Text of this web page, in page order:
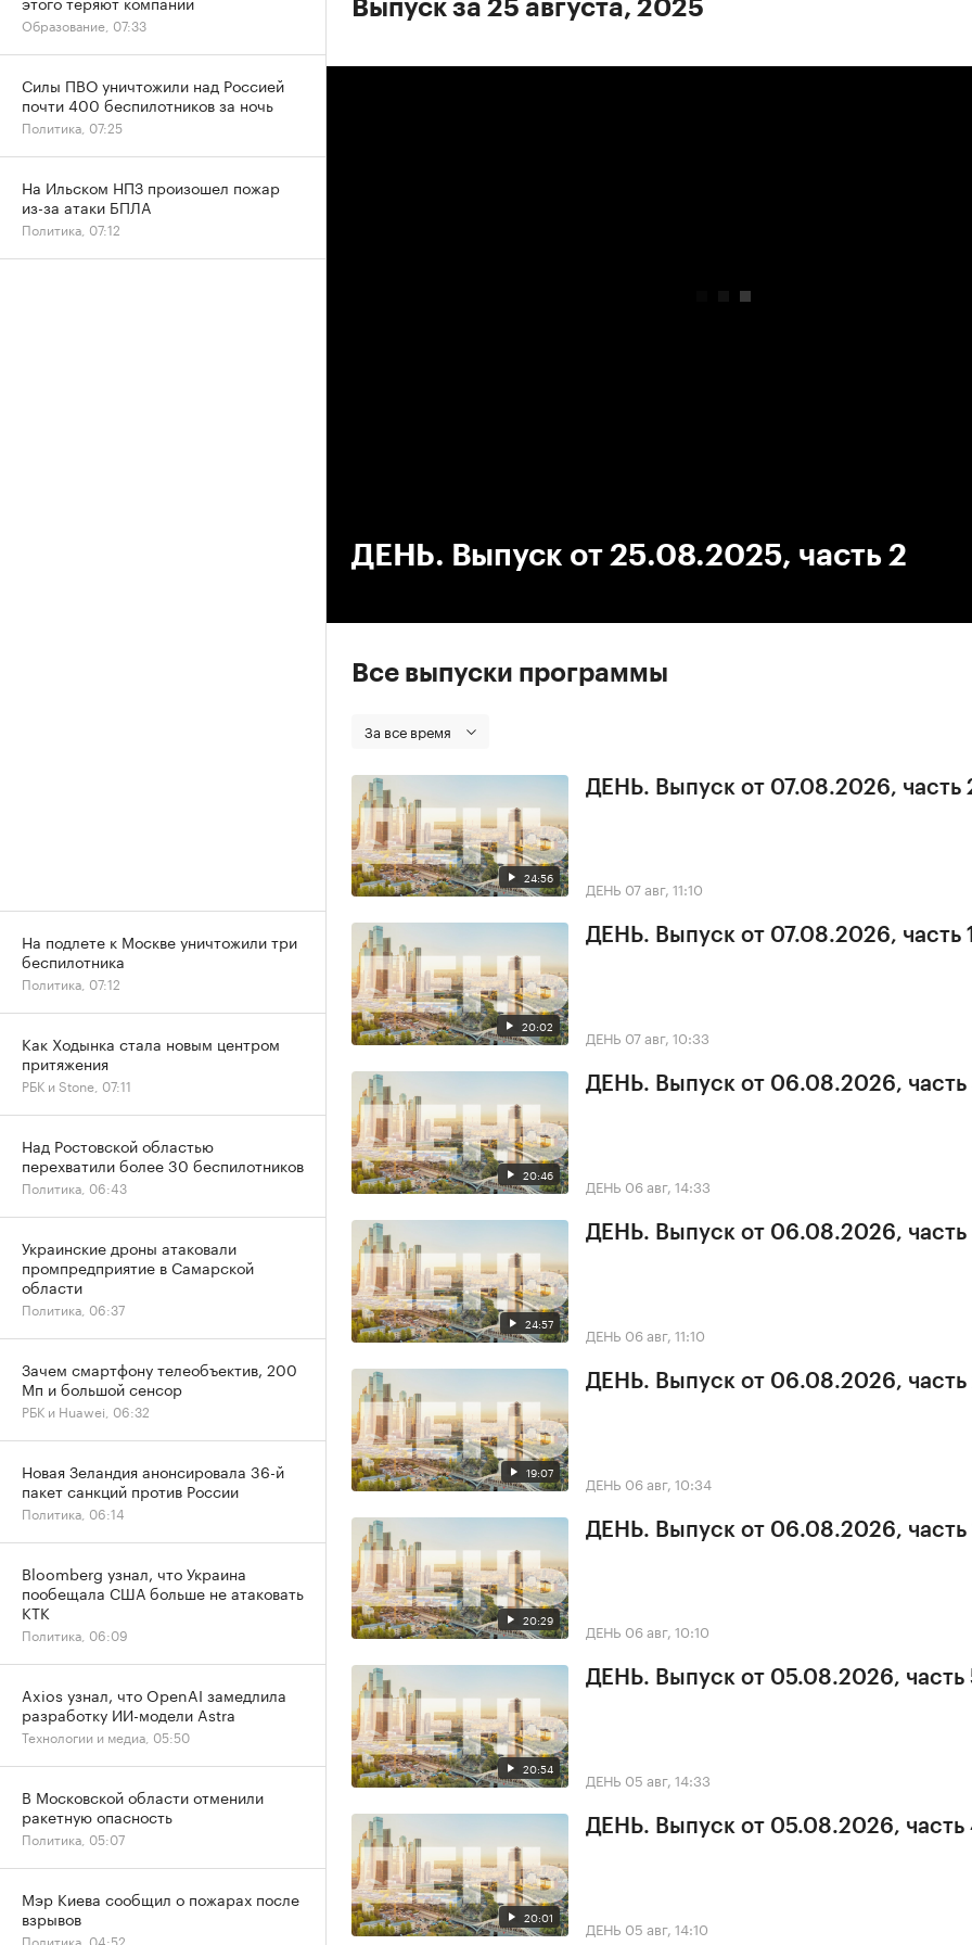
Выпуск за 25 августа, 2025
ДЕНЬ. Выпуск от 25.08.2025, часть 2
Все выпуски программы
За все время
24:56
ДЕНЬ. Выпуск от 07.08.2026, часть
ДЕНЬ 07 авг, 11:10
20:02
ДЕНЬ. Выпуск от 07.08.2026, часть 1
ДЕНЬ 07 авг, 10:33
20:46
ДЕНЬ. Выпуск от 06.08.2026, часть
ДЕНЬ 06 авг, 14:33
24:57
ДЕНЬ. Выпуск от 06.08.2026, часть
ДЕНЬ 06 авг, 11:10
19:07
ДЕНЬ. Выпуск от 06.08.2026, часть
ДЕНЬ 06 авг, 10:34
20:29
ДЕНЬ. Выпуск от 06.08.2026, часть
ДЕНЬ 06 авг, 10:10
20:54
ДЕНЬ. Выпуск от 05.08.2026, часть
ДЕНЬ 05 авг, 14:33
20:01
ДЕНЬ. Выпуск от 05.08.2026, часть
ДЕНЬ 05 авг, 14:10
Образование, 07:33
Силы ПВО уничтожили над Россией
почти 400 беспилотников за ночь
Политика, 07:25
На Ильском НПЗ произошел пожар
из-за атаки БПЛА
Политика, 07:12
На подлете к Москве уничтожили три
беспилотника
Политика, 07:12
Как Ходынка стала новым центром
притяжения
РБК и Stone, 07:11
Над Ростовской областью
перехватили более 30 беспилотников
Политика, 06:43
Украинские дроны атаковали
промпредприятие в Самарской
области
Политика, 06:37
Зачем смартфону телеобъектив, 200
Мп и большой сенсор
РБК и Huawei, 06:32
Новая Зеландия анонсировала 36-й
пакет санкций против России
Политика, 06:14
Bloomberg узнал, что Украина
пообещала США больше не атаковать
КТК
Политика, 06:09
Axios узнал, что OpenAI замедлила
разработку ИИ-модели Astra
Технологии и медиа, 05:50
В Московской области отменили
ракетную опасность
Политика, 05:07
Мэр Киева сообщил о пожарах после
взрывов
Политика, 04:52